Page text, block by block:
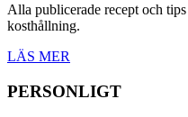
Alla publicerade recept och
kosthållning.
LÄS MER
PERSONLIGT